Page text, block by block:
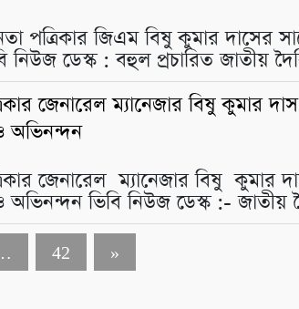
পত্রিকার জিএম বিষু কুমার দাসের
ডেস্ক : বহুল প্রচারিত জাতীয়
জেনারেল ম্যানেজার বিষু কুমার
অভিনন্দন
জেনারেল ম্যানেজার বিষু কুমার
ভিবি নিউজ ডেস্ক :-
42 »